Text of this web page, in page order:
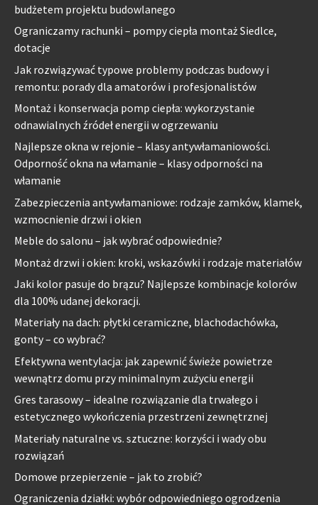
budżetem projektu budowlanego
Ograniczamy rachunki – pompy ciepła montaż Siedlce,
dotacje
Jak rozwiązywać typowe problemy podczas budowy i
remontu: porady dla amatorów i profesjonalistów
Montaż i konserwacja pomp ciepła: wykorzystanie
odnawialnych źródeł energii w ogrzewaniu
Najlepsze okna w rejonie – klasy antywłamaniowości.
Odporność okna na włamanie – klasy odporności na
włamanie
Zabezpieczenia antywłamaniowe: rodzaje zamków, klamek,
wzmocnienie drzwi i okien
Meble do salonu – jak wybrać odpowiednie?
Montaż drzwi i okien: kroki, wskazówki i rodzaje materiałów
Jaki kolor pasuje do brązu? Najlepsze kombinacje kolorów
dla 100% udanej dekoracji.
Materiały na dach: płytki ceramiczne, blachodachówka,
gonty – co wybrać?
Efektywna wentylacja: jak zapewnić świeże powietrze
wewnątrz domu przy minimalnym zużyciu energii
Gres tarasowy – idealne rozwiązanie dla trwałego i
estetycznego wykończenia przestrzeni zewnętrznej
Materiały naturalne vs. sztuczne: korzyści i wady obu
rozwiązań
Domowe przepierzenie – jak to zrobić?
Ograniczenia działki: wybór odpowiedniego ogrodzenia